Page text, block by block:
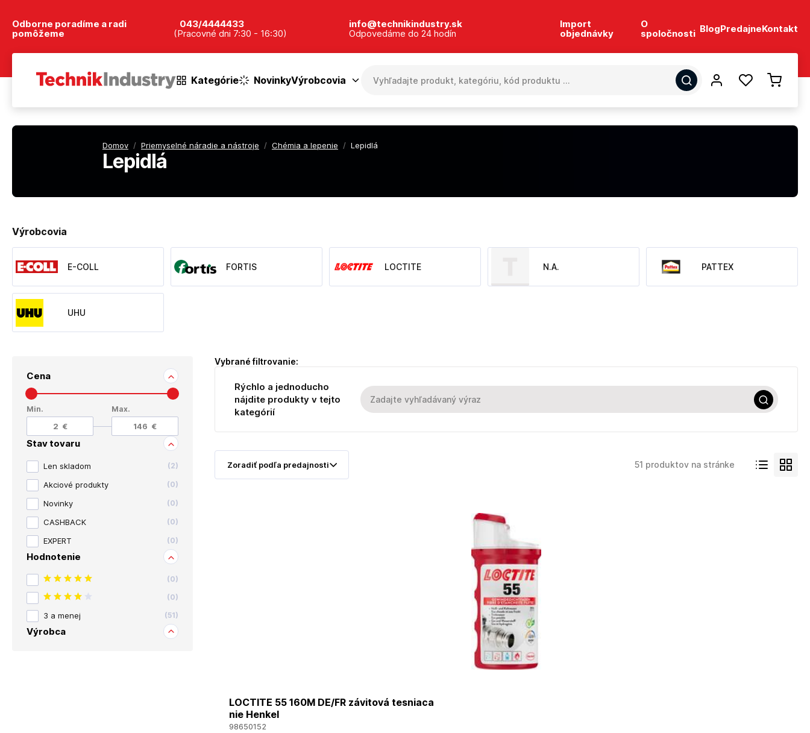
Odborne poradíme a radi
pomôžeme
043/4444433
(Pracovné dni 7:30 - 16:30)
info@technikindustry.sk
Odpovedáme do 24 hodín
Import
objednávky
O
spoločnosti BlogPredajneKontakt
Kategórie NovinkyVýrobcovia
Domov / Priemyselné náradie a nástroje / Chémia a lepenie / Lepidlá
Lepidlá
Cena
Min. Max.
Stav tovaru
Len skladom (2)
Akciové produkty (0)
Novinky (0)
CASHBACK (0)
EXPERT (0)
Hodnotenie
(0)
(0)
3 a menej (51)
Výrobca
Výrobcovia
E-COLL FORTIS LOCTITE N.A. PATTEX
UHU
Vybrané filtrovanie:
Rýchlo a jednoducho
nájdite produkty v tejto
kategórií
51 produktov na stránke
LOCTITE 55 160M DE/FR závitová tesniaca
nie Henkel
98650152